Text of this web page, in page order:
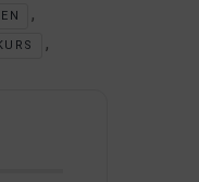
,
,